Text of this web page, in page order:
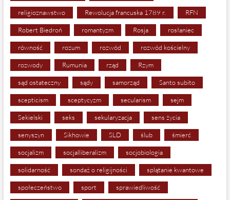
religioznawstwo Rewolucja francuska 1789 r. RFN
Robert Biedroń romantyzm Rosja rosłaniec
równość rozum rozwód rozwód kościelny
rozwody Rumunia rząd Rzym
sąd ostateczny sądy samorząd Santo subito
scepticism sceptycyzm secularism sejm
Sekielski seks sekularyzacja sens życia
senyszyn Sikhowie SLD ślub śmierć
socjalizm socjalliberalizm socjobiologia
solidarność sondaż o religijności splątanie kwantowe
społeczeństwo sport sprawiedliwość